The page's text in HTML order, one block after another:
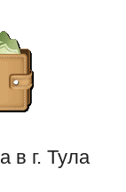
в г. Тула